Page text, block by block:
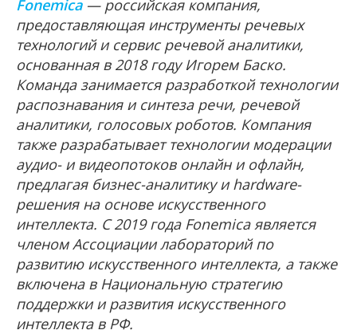
Fonemica— российская компания,
предоставляющая инструменты речевых
технологий и сервис речевой аналитики,
основанная в 2018 году Игорем Баско.
Команда занимается разработкой технологии
распознавания и синтеза речи, речевой
аналитики, голосовых роботов. Компания
также разрабатывает технологии модерации
аудио- и видеопотоков онлайн и офлайн,
предлагая бизнес-аналитику и hardware-
решения на основе искусственного
интеллекта. С 2019 года Fonemica является
членом Ассоциации лабораторий по
развитию искусственного интеллекта, а также
включена в Национальную стратегию
поддержки и развития искусственного
интеллекта в РФ.